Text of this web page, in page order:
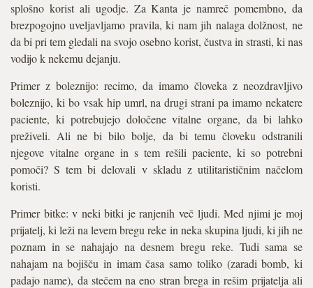
splošno korist ali ugodje. Za Kanta je namreč pomembno, da
brezpogojno uveljavljamo pravila, ki nam jih nalaga dolžnost, ne
da bi pri tem gledali na svojo osebno korist, čustva in strasti, ki nas
vodijo k nekemu dejanju.
Primer z boleznijo: recimo, da imamo človeka z neozdravljivo
boleznijo, ki bo vsak hip umrl, na drugi strani pa imamo nekatere
paciente, ki potrebujejo določene vitalne organe, da bi lahko
preživeli. Ali ne bi bilo bolje, da bi temu človeku odstranili
njegove vitalne organe in s tem rešili paciente, ki so potrebni
pomoči? S tem bi delovali v skladu z utilitarističnim načelom
koristi.
Primer bitke: v neki bitki je ranjenih več ljudi. Med njimi je moj
prijatelj, ki leži na levem bregu reke in neka skupina ljudi, ki jih ne
poznam in se nahajajo na desnem bregu reke. Tudi sama se
nahajam na bojišču in imam časa samo toliko (zaradi bomb, ki
padajo name), da stečem na eno stran brega in rešim prijatelja ali